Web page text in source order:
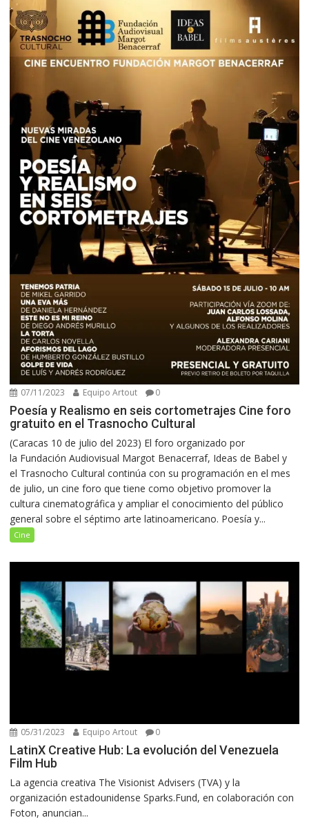
07/11/2023 Equipo Artout 0
Poesía y Realismo en seis cortometrajes Cine foro
gratuito en el Trasnocho Cultural
(Caracas 10 de julio del 2023) El foro organizado por
la Fundación Audiovisual Margot Benacerraf, Ideas de Babel y
el Trasnocho Cultural continúa con su programación en el mes
de julio, un cine foro que tiene como objetivo promover la
cultura cinematográfica y ampliar el conocimiento del público
general sobre el séptimo arte latinoamericano. Poesía y...
Cine
05/31/2023 Equipo Artout 0
LatinX Creative Hub: La evolución del Venezuela
Film Hub
La agencia creativa The Visionist Advisers (TVA) y la
organización estadounidense Sparks.Fund, en colaboración con
Foton, anuncian...